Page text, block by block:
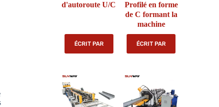
d'autoroute U/C
ÉCRIT PAR
Profilé en forme
de C formant la
machine
ÉCRIT PAR